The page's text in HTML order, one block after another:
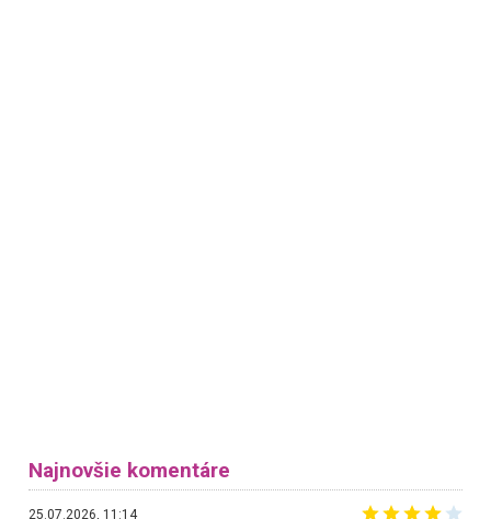
Najnovšie komentáre
25.07.2026, 11:14